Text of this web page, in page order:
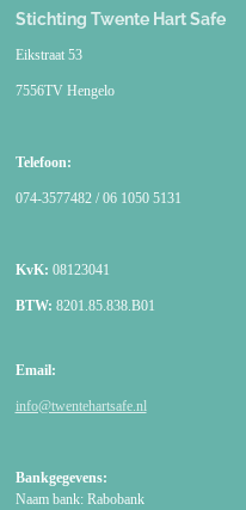
Stichting Twente Hart Safe
Eikstraat 53
7556TV Hengelo
Telefoon:
074-3577482 / 06 1050 5131
KvK: 08123041
BTW: 8201.85.838.B01
Email:
info@twentehartsafe.nl
Bankgegevens:
Naam bank: Rabobank